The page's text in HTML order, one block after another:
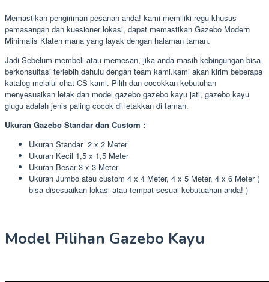
Memastikan pengiriman pesanan anda! kami memiliki regu khusus
pemasangan dan kuesioner lokasi, dapat memastikan Gazebo Modern
Minimalis Klaten mana yang layak dengan halaman taman.
Jadi Sebelum membeli atau memesan, jika anda masih kebingungan bisa
berkonsultasi terlebih dahulu dengan team kami.kami akan kirim beberapa
katalog melalui chat CS kami. Pilih dan cocokkan kebutuhan
menyesuaikan letak dan model gazebo gazebo kayu jati, gazebo kayu
glugu adalah jenis paling cocok di letakkan di taman.
Ukuran Gazebo Standar dan Custom :
Ukuran Standar 2 x 2 Meter
Ukuran Kecil 1,5 x 1,5 Meter
Ukuran Besar 3 x 3 Meter
Ukuran Jumbo atau custom 4 x 4 Meter, 4 x 5 Meter, 4 x 6 Meter (
bisa disesuaikan lokasi atau tempat sesuai kebutuahan anda! )
Model Pilihan Gazebo Kayu